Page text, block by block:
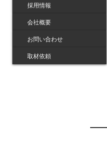
採用情報
会社概要
お問い合わせ
取材依頼